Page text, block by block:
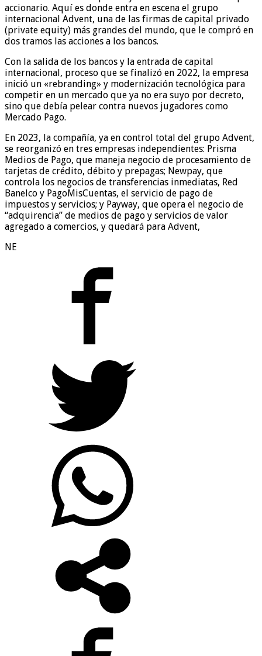
accionario. Aquí es donde entra en escena el grupo
internacional Advent, una de las firmas de capital privado
(private equity) más grandes del mundo, que le compró en
dos tramos las acciones a los bancos.
Con la salida de los bancos y la entrada de capital
internacional, proceso que se finalizó en 2022, la empresa
inició un «rebranding» y modernización tecnológica para
competir en un mercado que ya no era suyo por decreto,
sino que debía pelear contra nuevos jugadores como
Mercado Pago.
En 2023, la compañía, ya en control total del grupo Advent,
se reorganizó en tres empresas independientes: Prisma
Medios de Pago, que maneja negocio de procesamiento de
tarjetas de crédito, débito y prepagas; Newpay, que
controla los negocios de transferencias inmediatas, Red
Banelco y PagoMisCuentas, el servicio de pago de
impuestos y servicios; y Payway, que opera el negocio de
“adquirencia” de medios de pago y servicios de valor
agregado a comercios, y quedará para Advent,
NE